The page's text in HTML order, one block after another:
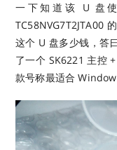
一下知道该 U 盘
TC58NVG7T2JTA00
这个 U 盘多少钱，答
了一个 SK6221 主控
款号称最适合